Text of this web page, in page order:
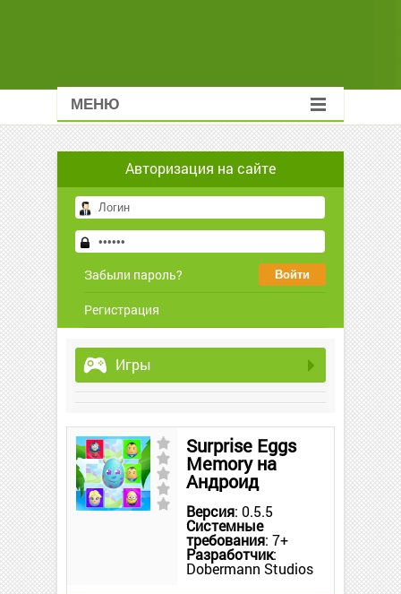
МЕНЮ
Авторизация на сайте
Забыли пароль?
Регистрация
Игры
Surprise Eggs
Memory на
Андроид
Версия: 0.5.5
Системные
требования: 7+
Разработчик:
Dobermann Studios